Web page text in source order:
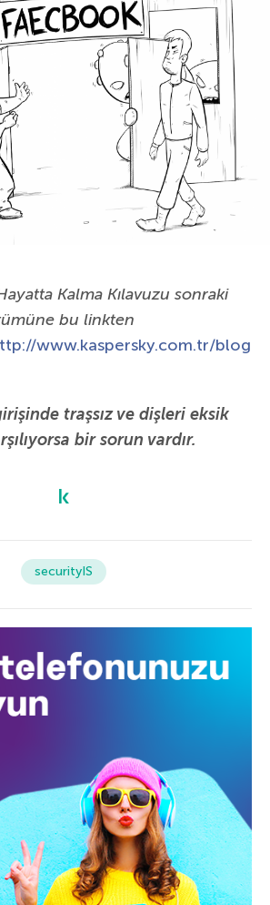
Kalma Kılavuzu sonraki
bu linkten
www.kaspersky.com.tr/blog
traşsız ve dişleri eksik
bir sorun vardır.
securityIS